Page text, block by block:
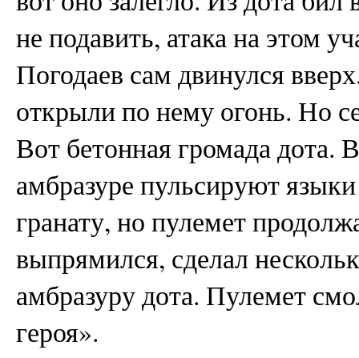
не подавить, атака на этом
Погодаев сам двинулся
открыли по нему огонь. Но
Вот бетонная громада дота.
амбразуре пульсируют
гранату, но пулемет
выпрямился, сделал
амбразуру дота. Пулемет
героя».